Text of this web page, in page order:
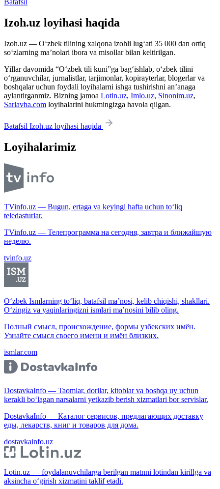
Izoh.uz loyihasi haqida
Izoh.uz — O‘zbek tilining xalqona izohli lug‘ati 35 000 dan ortiq
so‘zlarning ma’nolari ibora va misollar bilan keltirilgan.
Yillar davomida “O‘zbek tili kuni”ga bag‘ishlab, o‘zbek tilini
o‘rganuvchilar, jurnalistlar, tarjimonlar, kopirayterlar, blogerlar va
boshqalar uchun foydali loyihalarni ishga tushirishni an’anaga
aylantirganmiz. Bizning jamoa Lotin.uz, Imlo.uz, Sinonim.uz,
Sarlavha.com loyihalarini hukmingizga havola qilgan.
Batafsil Izoh.uz loyihasi haqida
Loyihalarimiz
TVinfo.uz — Bugun, ertaga va keyingi hafta uchun to‘liq
teledasturlar.
TVinfo.uz — Телепрограмма на сегодня, завтра и ближайшую
неделю.
tvinfo.uz
O‘zbek Ismlarning to‘liq, batafsil ma’nosi, kelib chiqishi, shakllari.
O‘zingiz va yaqinlaringizni ismlari ma’nosini bilib oling.
Полный смысл, происхождение, формы узбекских имён.
Узнайте смысл своего имени и имён близких.
ismlar.com
DostavkaInfo — Taomlar, dorilar, kitoblar va boshqa uy uchun
kerakli bo‘lagan narsalarni yetkazib berish xizmatlari bor servislar.
DostavkaInfo — Каталог сервисов, предлагающих доставку
еды, лекарств, книг и товаров для дома.
dostavkainfo.uz
Lotin.uz — foydalanuvchilarga berilgan matnni lotindan kirillga va
aksincha o‘girish xizmatini taklif etadi.